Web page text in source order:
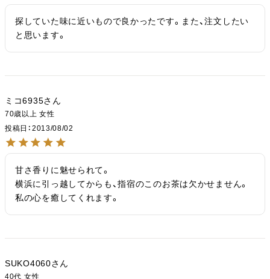
探していた味に近いもので良かったです。また、注文したい
と思います。
ミコ6935
70歳以上 女性
投稿日
2013/08/02
甘さ香りに魅せられて。
横浜に引っ越してからも、指宿のこのお茶は欠かせません。
私の心を癒してくれます。
SUKO4060
40代 女性